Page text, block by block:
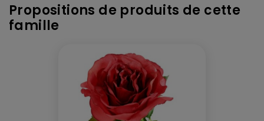
Propositions de produits de cette
famille